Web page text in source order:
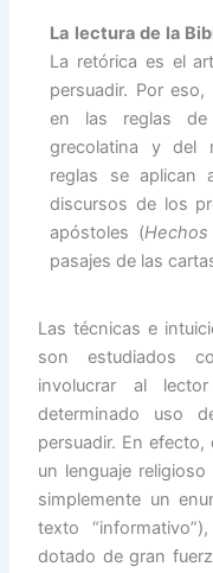
La lectura de la
La retórica es el
persuadir. Por
en las reglas
grecolatina y del
reglas se aplican
discursos de los
apóstoles (
pasajes de las
Las técnicas e
son estudiados
involucrar al
determinado uso
persuadir. En
un lenguaje
simplemente un
texto
dotado de gran